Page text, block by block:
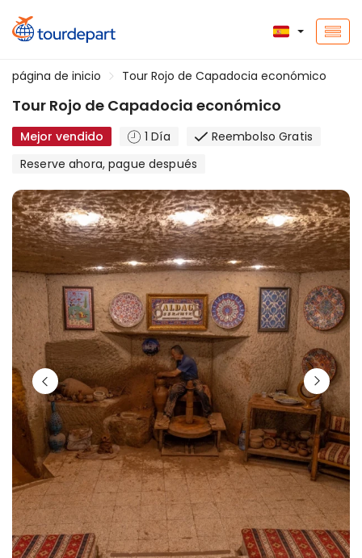
página de inicio Tour Rojo de Capadocia económico
Tour Rojo de Capadocia económico
Mejor vendido 1 Día
Reembolso Gratis
Reserve ahora, pague después